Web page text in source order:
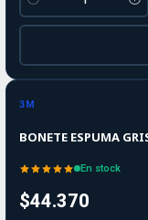
Cantidad
3M
BONETE ESPUMA
En stock
$44.370